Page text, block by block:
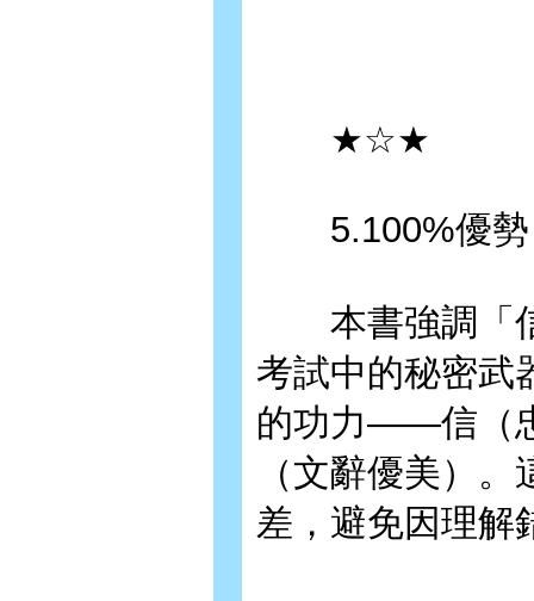
★☆★
5.100%優勢
本書強調「信
考試中的秘密武
的功力——信（
（文辭優美）
差，避免因理解